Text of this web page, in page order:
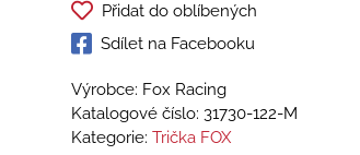
Přidat do oblíbených
Sdílet na Facebooku
Výrobce: Fox Racing
Katalogové číslo: 31730-122-M
Kategorie: Trička FOX